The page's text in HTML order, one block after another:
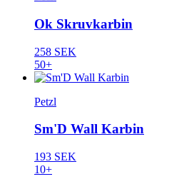
Ok Skruvkarbin
258 SEK
50+
Petzl
Sm'D Wall Karbin
193 SEK
10+